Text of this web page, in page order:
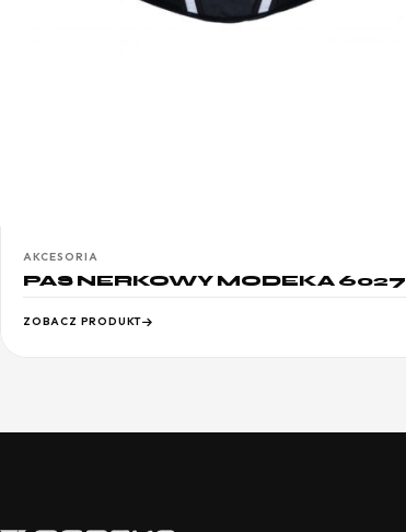
AKCESORIA
PAS NERKOWY MODEKA 6027
ZOBACZ PRODUKT